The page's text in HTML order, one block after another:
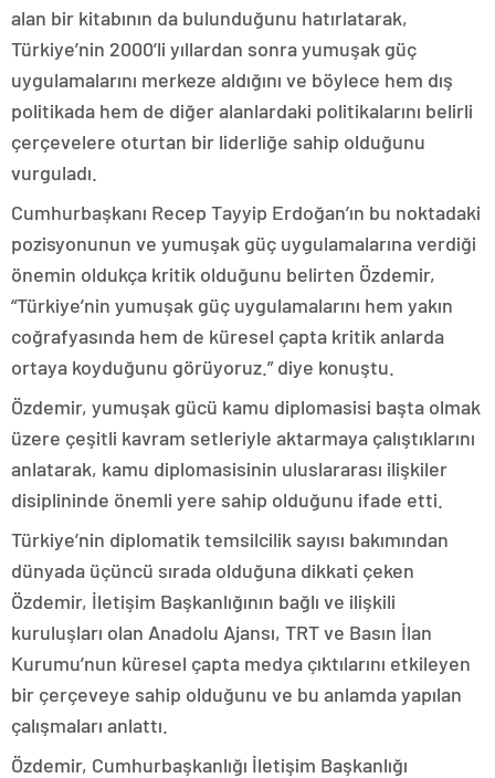
alan bir kitabının da bulunduğunu hatırlatarak,
Türkiye’nin 2000’li yıllardan sonra yumuşak güç
uygulamalarını merkeze aldığını ve böylece hem dış
politikada hem de diğer alanlardaki politikalarını belirli
çerçevelere oturtan bir liderliğe sahip olduğunu
vurguladı.
Cumhurbaşkanı Recep Tayyip Erdoğan’ın bu noktadaki
pozisyonunun ve yumuşak güç uygulamalarına verdiği
önemin oldukça kritik olduğunu belirten Özdemir,
“Türkiye’nin yumuşak güç uygulamalarını hem yakın
coğrafyasında hem de küresel çapta kritik anlarda
ortaya koyduğunu görüyoruz.” diye konuştu.
Özdemir, yumuşak gücü kamu diplomasisi başta olmak
üzere çeşitli kavram setleriyle aktarmaya çalıştıklarını
anlatarak, kamu diplomasisinin uluslararası ilişkiler
disiplininde önemli yere sahip olduğunu ifade etti.
Türkiye’nin diplomatik temsilcilik sayısı bakımından
dünyada üçüncü sırada olduğuna dikkati çeken
Özdemir, İletişim Başkanlığının bağlı ve ilişkili
kuruluşları olan Anadolu Ajansı, TRT ve Basın İlan
Kurumu’nun küresel çapta medya çıktılarını etkileyen
bir çerçeveye sahip olduğunu ve bu anlamda yapılan
çalışmaları anlattı.
Özdemir, Cumhurbaşkanlığı İletişim Başkanlığı